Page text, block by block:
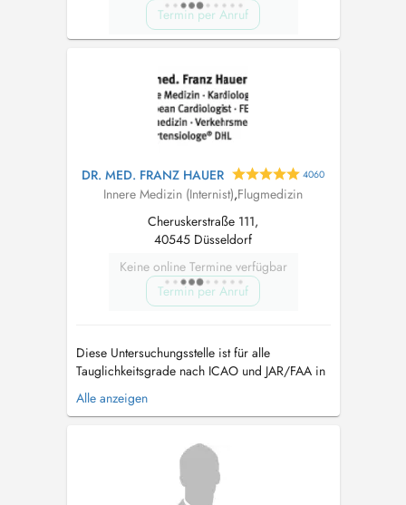
Termin per Anruf
DR. MED. FRANZ HAUER 4060
Innere Medizin (Internist),Flugmedizin
Cheruskerstraße 111,
40545 Düsseldorf
Keine online Termine verfügbar
Termin per Anruf
Diese Untersuchungsstelle ist für alle
Tauglichkeitsgrade nach ICAO und JAR/FAA in
Deutschland zugelassen. Berufs- und
Privatpiloten, aber auch Flugbegleiter/innen
hier ihr Tauglichkeitszeugnis erhalten...
Alle anzeigen